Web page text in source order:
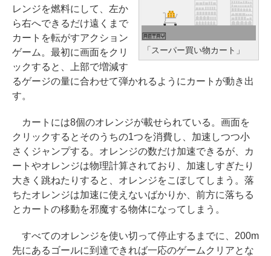
「スーパー買い物カート」
レンジを燃料にして、左か
ら右へできるだけ遠くまで
カートを転がすアクション
ゲーム。最初に画面をクリ
ックすると、上部で増減す
るゲージの量に合わせて弾かれるようにカートが動き出
す。
カートには8個のオレンジが載せられている。画面を
クリックするとそのうちの1つを消費し、加速しつつ小
さくジャンプする。オレンジの数だけ加速できるが、カ
ートやオレンジは物理計算されており、加速しすぎたり
大きく跳ねたりすると、オレンジをこぼしてしまう。落
ちたオレンジは加速に使えないばかりか、前方に落ちる
とカートの移動を邪魔する物体になってしまう。
すべてのオレンジを使い切って停止するまでに、200m
先にあるゴールに到達できれば一応のゲームクリアとな